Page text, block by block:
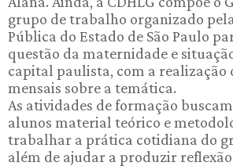
grupo de trabalho organizado
Pública do Estado de São Paulo
questão da maternidade e
capital paulista, com a realização
mensais sobre a temática.
As atividades de formação
alunos material teórico e
trabalhar a prática cotidiana do
além de ajudar a produzir